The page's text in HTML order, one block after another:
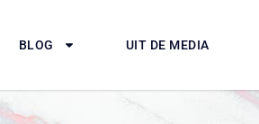
BLOG UIT DE MEDIA